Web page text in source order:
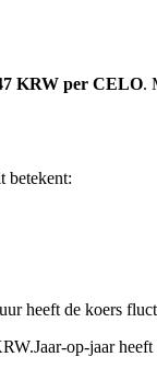
KRW per CELO.
betekent:
heeft de koers
Jaar-op-jaar